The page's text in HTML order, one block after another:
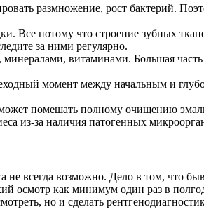
размножение, рост бактерий.
Все потому что строение зубных
за ними регулярно.
витаминами. Большая
момент между начальным и
помешать полному очищению
из-за наличия патогенных
всегда возможно. Дело в том, что
осмотр как минимум один раз в
но и сделать